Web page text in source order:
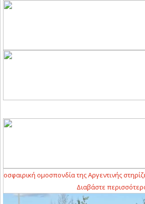
ομοσπονδία της Αργεντινής στηρίζει
Διαβάστε